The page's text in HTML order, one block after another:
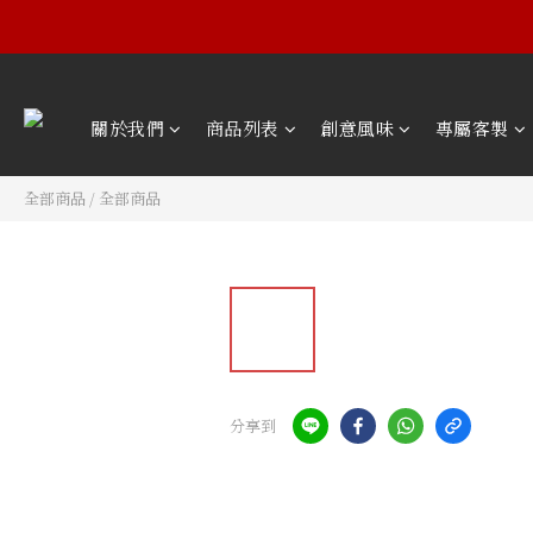
關於我們 商品列表 創意風味 專屬客製
全部商品 / 全部商品
分享到